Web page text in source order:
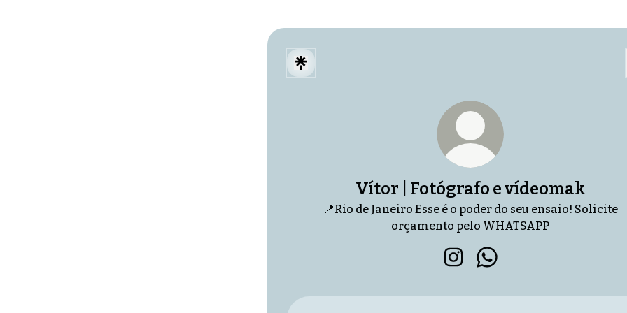
Vítor | Fotógrafo e vídeomak
📍Rio de Janeiro Esse é o poder do seu ensaio! Solicite
orçamento pelo WHATSAPP